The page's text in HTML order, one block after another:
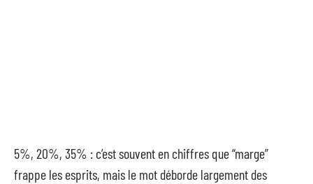
5%, 20%, 35% : c’est souvent en chiffres que “marge”
frappe les esprits, mais le mot déborde largement des